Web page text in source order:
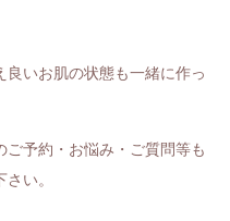
いお肌の状態も一緒に作っ
予約・お悩み・ご質問等も
い。